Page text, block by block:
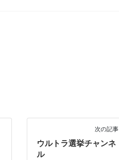
次の記事
ウルトラ選挙チャンネ
ル